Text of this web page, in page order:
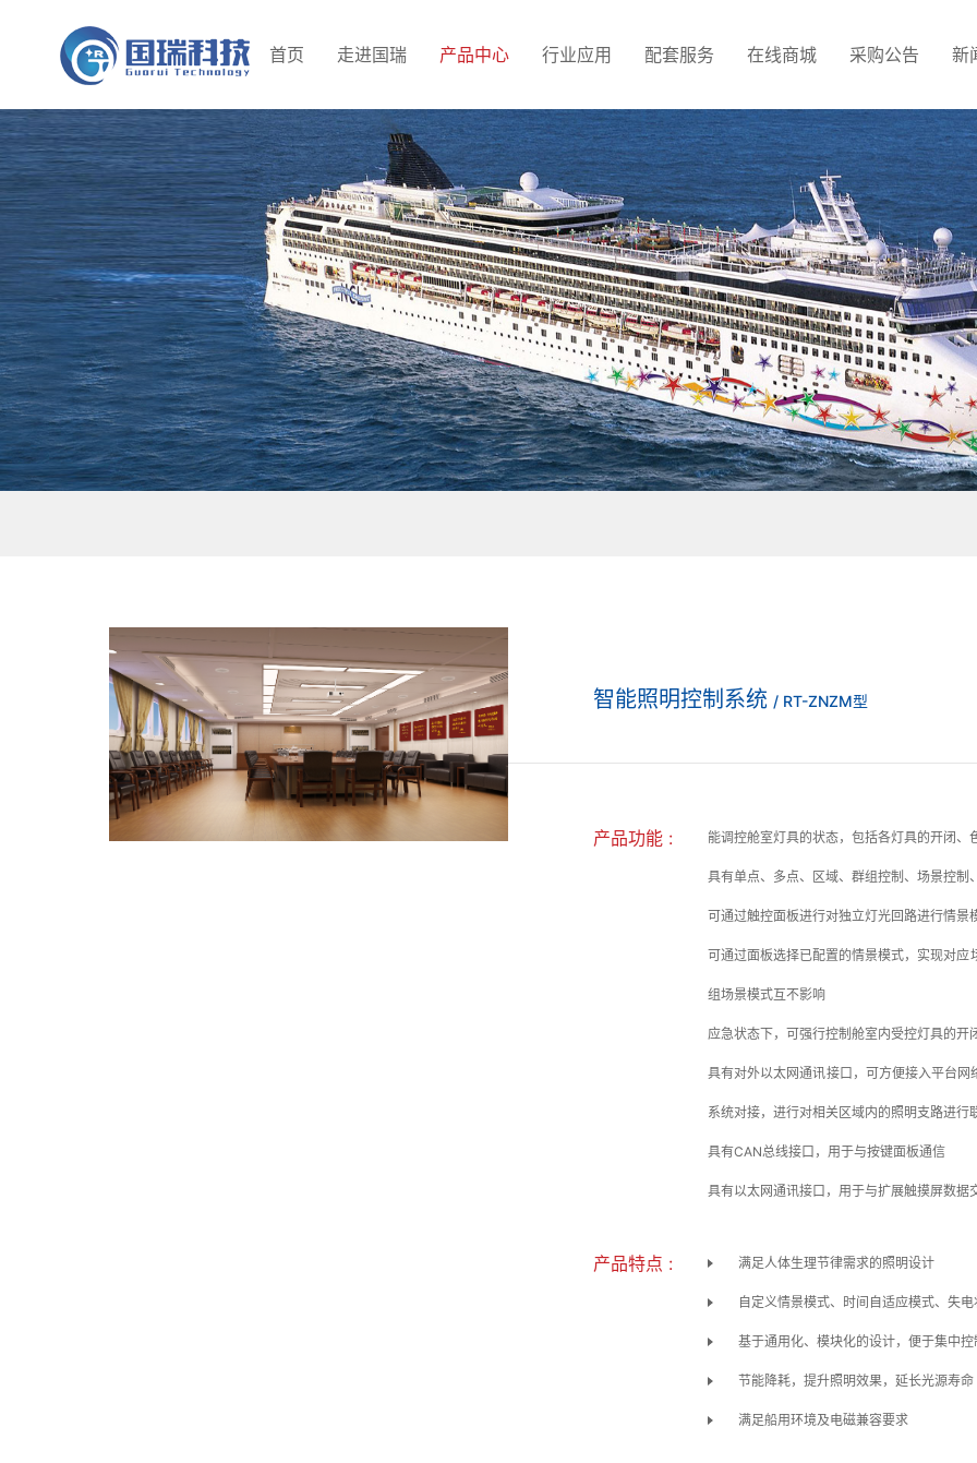
首页 走进国瑞 产品中心 行业应用 配套服务 在线商城 采购公告 新
智能照明控制系统 / RT-ZNZM型
产品功能 : 能调控舱室灯具的状态，包括各灯具的开闭
具有单点、多点、区域、群组控制、场景控制
可通过触控面板进行对独立灯光回路进行情
可通过面板选择已配置的情景模式，实现对
组场景模式互不影响
应急状态下，可强行控制舱室内受控灯具的开
具有对外以太网通讯接口，可方便接入平台
系统对接，进行对相关区域内的照明支路进行
具有CAN总线接口，用于与按键面板通信
具有以太网通讯接口，用于与扩展触摸屏数据
产品特点 : 满足人体生理节律需求的照明设计
自定义情景模式、时间自适应模式、失
基于通用化、模块化的设计，便于集中
节能降耗，提升照明效果，延长光源寿命
满足船用环境及电磁兼容要求